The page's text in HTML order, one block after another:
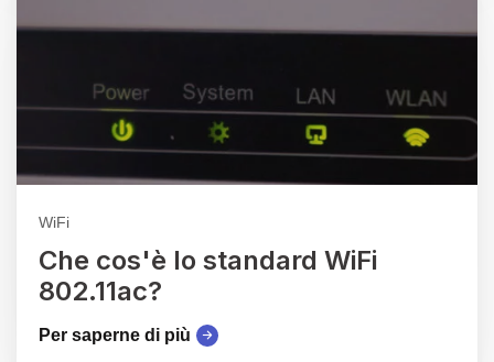
WiFi
Che cos'è lo standard WiFi
802.11ac?
Per saperne di più